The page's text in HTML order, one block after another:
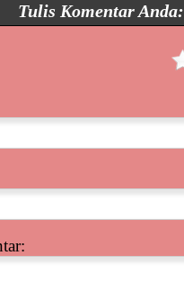
Tulis Komentar Anda: